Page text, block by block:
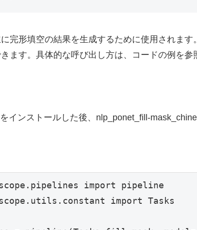
完形填空の結果を生成するために使用されま
ます。具体的な呼び出し方は、コードの例を参
インストールした後、nlp_ponet_fill-
import pipeline
import Tasks